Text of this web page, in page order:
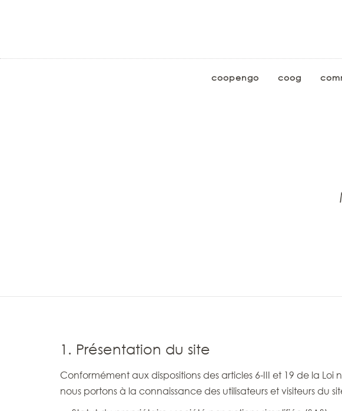
coopengo coog
1. Présentation du site
Conformément aux dispositions des articles 6-III et 19 de la
nous portons à la connaissance des utilisateurs et visiteurs du